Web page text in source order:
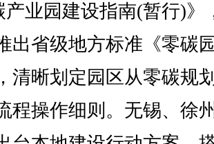
产业园建设指南(暂行)》
出省级地方标准《零碳
清晰划定园区从零碳规
程操作细则。无锡、徐